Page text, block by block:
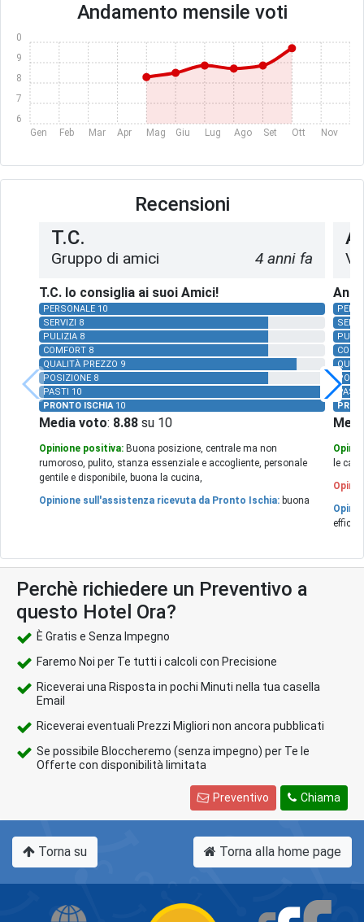
Andamento mensile voti
Gen Feb Mar Apr Mag Giu Lug Ago Set Ott Nov
6
7
8
9
10
Recensioni
T.C.
Gruppo di amici 4 anni fa
T.C. lo consiglia ai suoi Amici!
PERSONALE 10
SERVIZI 8
PULIZIA 8
COMFORT 8
QUALITÀ PREZZO 9
POSIZIONE 8
PASTI 10
PRONTO ISCHIA10
Media voto: 8.88 su 10
Opinione positiva: Buona posizione, centrale ma non
rumoroso, pulito, stanza essenziale e accogliente, personale
gentile e disponibile, buona la cucina,
Opinione sull'assistenza ricevuta da Pronto Ischia: buona
le
Perchè richiedere un Preventivo a
questo Hotel Ora?
È Gratis e Senza Impegno
Faremo Noi per Te tutti i calcoli con Precisione
Riceverai una Risposta in pochi Minuti nella tua casella
Email
Riceverai eventuali Prezzi Migliori non ancora pubblicati
Se possibile Bloccheremo (senza impegno) per Te le
Offerte con disponibilità limitata
Chiama
Preventivo
Torna su Torna alla home page